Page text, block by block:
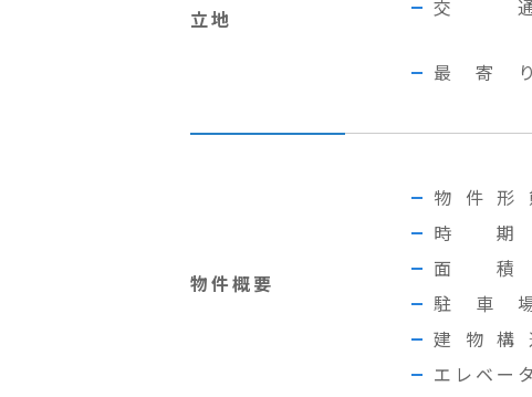
立地
交
最寄
物件概要
物件形
時
面
駐車
建物構
エレベー